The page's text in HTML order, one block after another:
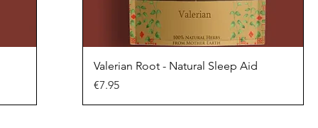
Valerian Root - Natural Sleep Aid
Price
€7.95